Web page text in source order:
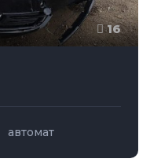
16
автомат